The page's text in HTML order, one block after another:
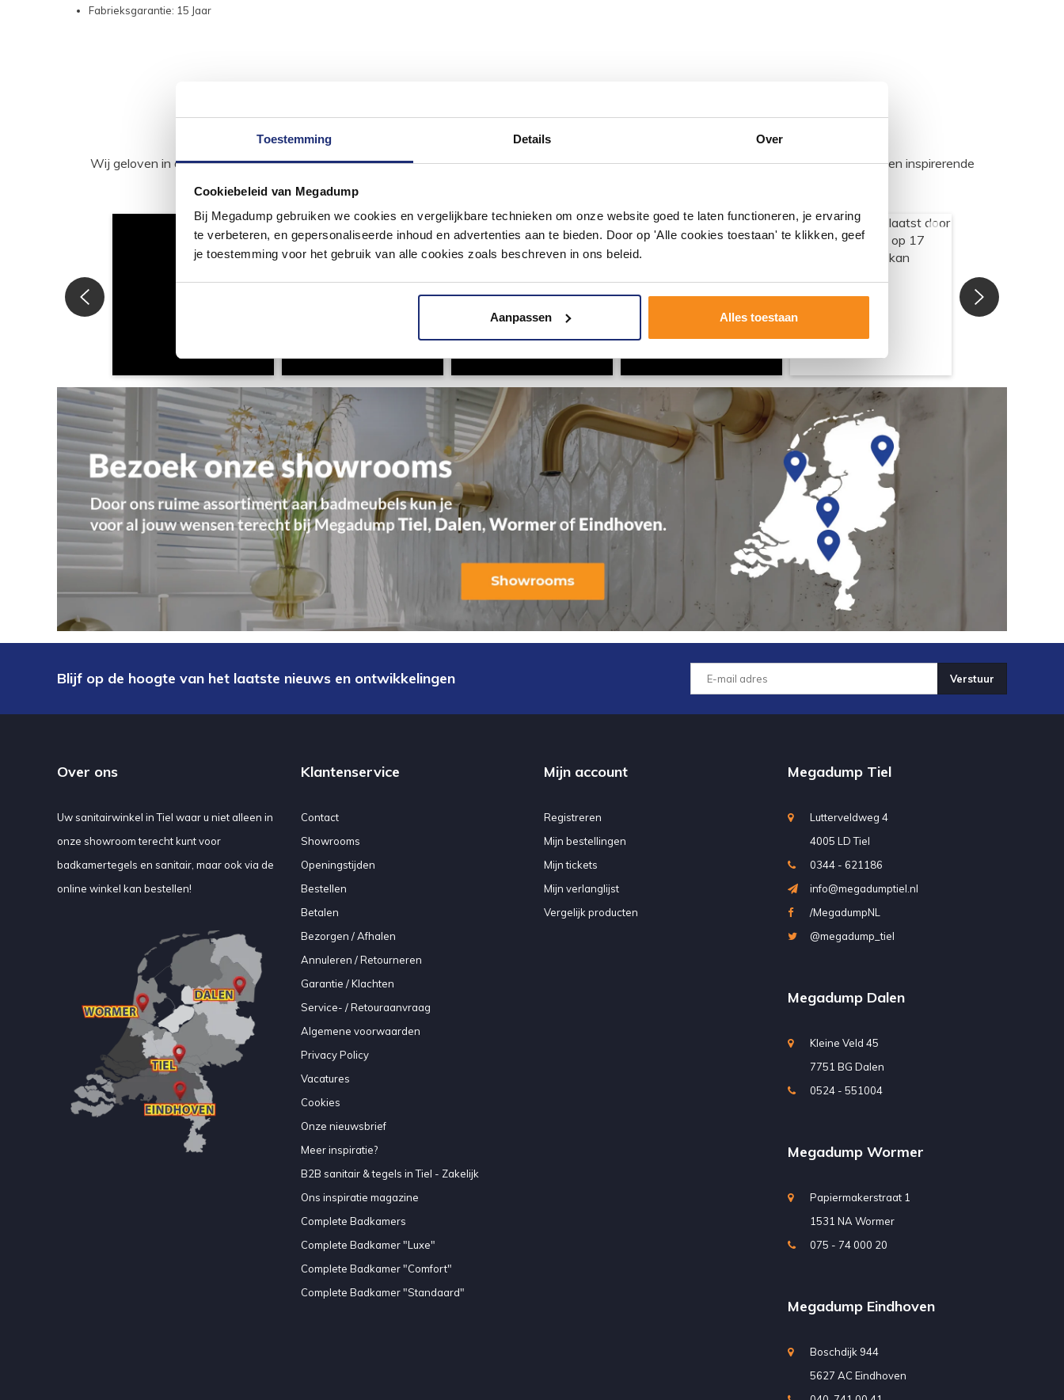
Toestemming Details Over
Cookiebeleid van Megadump
Bij Megadump gebruiken we cookies en vergelijkbare technieken om onze website goed te laten functioneren, je ervaring
te verbeteren, en gepersonaliseerde inhoud en advertenties aan te bieden. Door op 'Alle cookies toestaan' te klikken, geef
je toestemming voor het gebruik van alle cookies zoals beschreven in ons beleid.
Aanpassen Alles toestaan
Fabrieksgarantie: 15 Jaar
#mijndroombadkamer
Wij geloven in de kracht van delen. Deel jouw badkamer op Instagram met #mijndroombadkamer en tag @megadumpnl. Samen bouwen we een inspirerende
Blijf op de hoogte van het laatste nieuws en ontwikkelingen Verstuur
Over ons
Uw sanitairwinkel in Tiel waar u niet alleen in
onze showroom terecht kunt voor
badkamertegels en sanitair, maar ook via de
online winkel kan bestellen!
Klantenservice
Contact
Showrooms
Openingstijden
Bestellen
Betalen
Bezorgen / Afhalen
Annuleren / Retourneren
Garantie / Klachten
Service- / Retouraanvraag
Algemene voorwaarden
Privacy Policy
Vacatures
Cookies
Onze nieuwsbrief
Meer inspiratie?
B2B sanitair & tegels in Tiel - Zakelijk
Ons inspiratie magazine
Complete Badkamers
Complete Badkamer "Luxe"
Complete Badkamer "Comfort"
Complete Badkamer "Standaard"
Mijn account
Registreren
Mijn bestellingen
Mijn tickets
Mijn verlanglijst
Vergelijk producten
Megadump Tiel
Lutterveldweg 4
4005 LD Tiel
0344 - 621186
info@megadumptiel.nl
/MegadumpNL
@megadump_tiel
Megadump Dalen
Kleine Veld 45
7751 BG Dalen
0524 - 551004
Megadump Wormer
Papiermakerstraat 1
1531 NA Wormer
075 - 74 000 20
Megadump Eindhoven
Boschdijk 944
5627 AC Eindhoven